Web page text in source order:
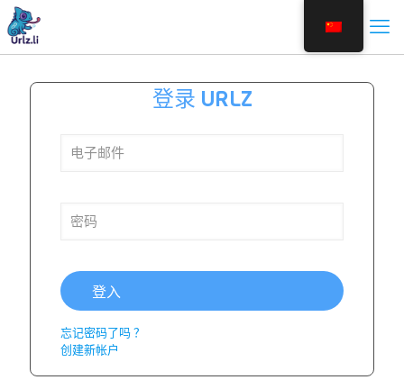
登录 URLZ
登入
忘记密码了吗 ？
创建新帐户